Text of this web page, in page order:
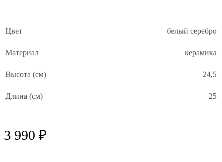
Цвет белый серебро
Материал керамика
Высота (см) 24,5
Длина (см) 25
3 990 ₽